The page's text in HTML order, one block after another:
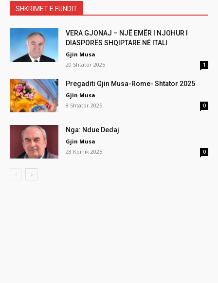
SHKRIMET E FUNDIT
VERA GJONAJ – NJË EMËR I NJOHUR I
DIASPORËS SHQIPTARE NË ITALI
Gjin Musa
20 Shtator 2025
1
Pregaditi Gjin Musa-Rome- Shtator 2025
Gjin Musa
8 Shtator 2025
0
Nga: Ndue Dedaj
Gjin Musa
28 Korrik 2025
0